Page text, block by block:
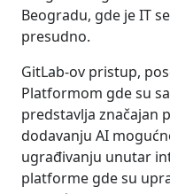
Beogradu, gde je IT
presudno.
GitLab-ov pristup,
Platformom gde su
predstavlja značajan
dodavanju AI
ugrađivanju unutar
platforme gde su